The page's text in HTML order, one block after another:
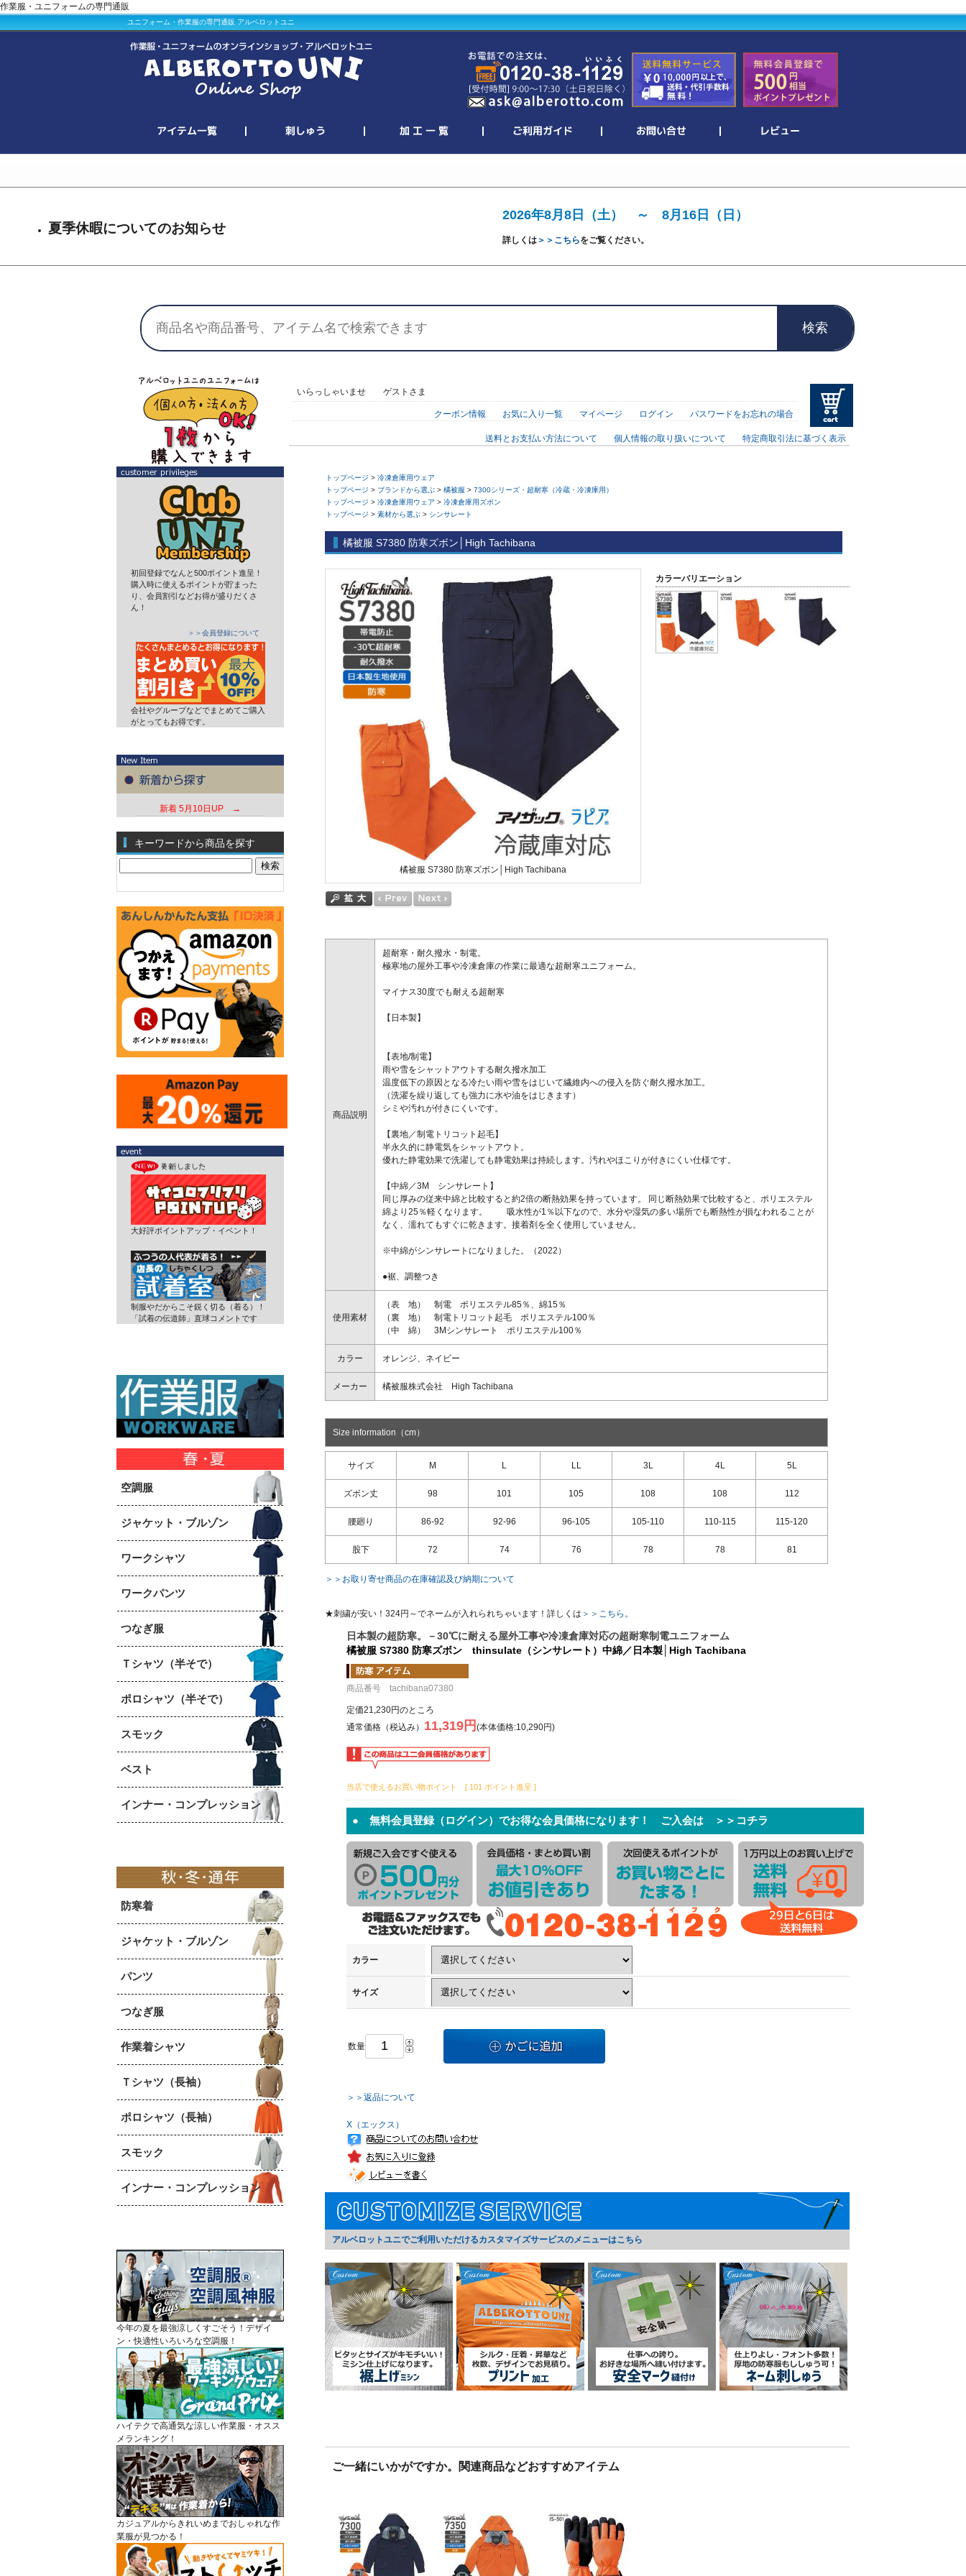
作業服・ユニフォームの専門通販
ユニフォーム・作業服の専門通販 アルベロットユニ
夏季休暇についてのお知らせ
2026年8月8日（土） ～ 8月16日（日）
詳しくは＞＞こちらをご覧ください。
検索
初回登録でなんと500ポイント進呈！
購入時に使えるポイントが貯まった
り、会員割引などお得が盛りだくさ
ん！
＞＞会員登録について
会社やグループなどでまとめてご購入
がとってもお得です。
新着 5月10日UP →
キーワードから商品を探す
大好評ポイントアップ・イベント！
制服やだからこそ鋭く切る（着る）！
「試着の伝道師」直球コメントです
空調服
ジャケット・ブルゾン
ワークシャツ
ワークパンツ
つなぎ服
Ｔシャツ（半そで）
ポロシャツ（半そで）
スモック
ベスト
インナー・コンプレッション
防寒着
ジャケット・ブルゾン
パンツ
つなぎ服
作業着シャツ
Ｔシャツ（長袖）
ポロシャツ（長袖）
スモック
インナー・コンプレッション
今年の夏を最強涼しくすごそう！デザイ
ン・快適性いろいろな空調服！
ハイテクで高通気な涼しい作業服・オスス
メランキング！
カジュアルからきれいめまでおしゃれな作
業服が見つかる！
いらっしゃいませ ゲストさま
クーポン情報 お気に入り一覧 マイページ ログイン パスワードをお忘れの場合
送料とお支払い方法について 個人情報の取り扱いについて 特定商取引法に基づく表示
トップページ > 冷凍倉庫用ウェア
トップページ > ブランドから選ぶ > 橘被服 > 7300シリーズ・超耐寒（冷蔵・冷凍庫用）
トップページ > 冷凍倉庫用ウェア > 冷凍倉庫用ズボン
トップページ > 素材から選ぶ > シンサレート
橘被服 S7380 防寒ズボン│High Tachibana
カラーバリエーション
橘被服 S7380 防寒ズボン│High Tachibana
商品説明
超耐寒・耐久撥水・制電。
極寒地の屋外工事や冷凍倉庫の作業に最適な超耐寒ユニフォーム。
マイナス30度でも耐える超耐寒
【日本製】
【表地/制電】
雨や雪をシャットアウトする耐久撥水加工
温度低下の原因となる冷たい雨や雪をはじいて繊維内への侵入を防ぐ耐久撥水加工。
（洗濯を繰り返しても強力に水や油をはじきます）
シミや汚れが付きにくいです。
【裏地／制電トリコット起毛】
半永久的に静電気をシャットアウト。
優れた静電効果で洗濯しても静電効果は持続します。汚れやほこりが付きにくい仕様です。
【中綿／3M シンサレート】
同じ厚みの従来中綿と比較すると約2倍の断熱効果を持っています。 同じ断熱効果で比較すると、ポリエステル
綿より25％軽くなります。 吸水性が1％以下なので、水分や湿気の多い場所でも断熱性が損なわれることが
なく、濡れてもすぐに乾きます。接着剤を全く使用していません。
※中綿がシンサレートになりました。（2022）
●裾、調整つき
使用素材
（表 地） 制電 ポリエステル85％、綿15％
（裏 地） 制電トリコット起毛 ポリエステル100％
（中 綿） 3Mシンサレート ポリエステル100％
カラー オレンジ、ネイビー
メーカー 橘被服株式会社 High Tachibana
Size information（cm）
サイズ M L LL 3L 4L 5L
ズボン丈 98 101 105 108 108 112
腰廻り 86-92 92-96 96-105 105-110 110-115 115-120
股下 72 74 76 78 78 81
＞＞お取り寄せ商品の在庫確認及び納期について
★刺繍が安い！324円～でネームが入れられちゃいます！詳しくは ＞＞こちら。
日本製の超防寒。－30℃に耐える屋外工事や冷凍倉庫対応の超耐寒制電ユニフォーム
橘被服 S7380 防寒ズボン thinsulate（シンサレート）中綿／日本製│High Tachibana
商品番号 tachibana07380
定価21,230円のところ
通常価格（税込み） 11,319円 (本体価格:10,290円)
当店で使えるお買い物ポイント [ 101 ポイント進呈 ]
● 無料会員登録（ログイン）でお得な会員価格になります！ ご入会は ＞＞コチラ
カラー
サイズ
数量
＞＞返品について
X（エックス）
アルベロットユニでご利用いただけるカスタマイズサービスのメニューはこちら
ご一緒にいかがですか。関連商品などおすすめアイテム